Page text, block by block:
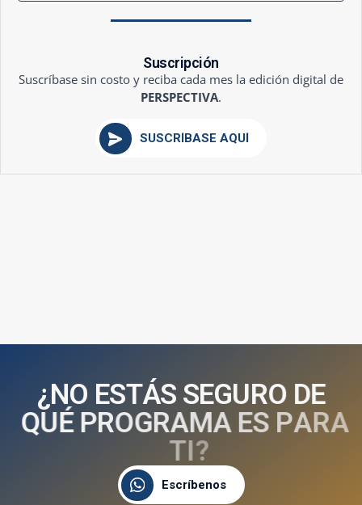
Suscripción
Suscríbase sin costo y reciba cada mes la edición digital de
PERSPECTIVA.
SUSCRÍBASE AQUÍ
¿NO ESTÁS SEGURO DE
QUÉ PROGRAMA ES PARA
TI?
Escríbenos